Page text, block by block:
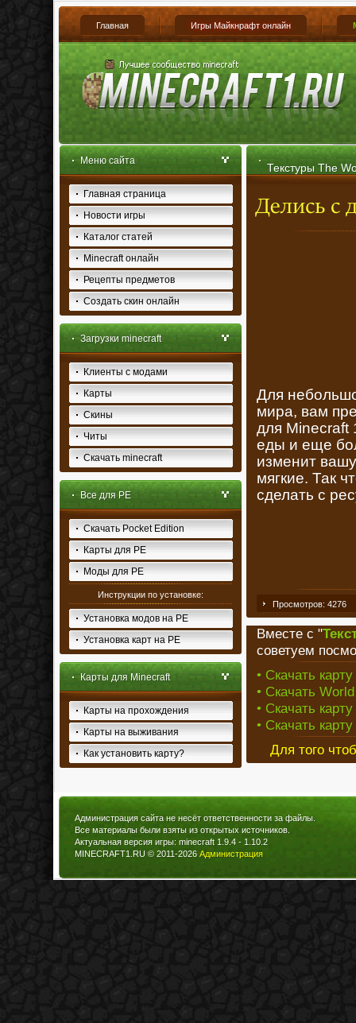
Главная Игры Майкнрафт онлайн
Меню сайта
Главная страница
Новости игры
Каталог статей
Minecraft онлайн
Рецепты предметов
Создать скин онлайн
Загрузки minecraft
Клиенты с модами
Карты
Скины
Читы
Скачать minecraft
Все для PE
Скачать Pocket Edition
Карты для PE
Моды для PE
Инструкции по установке:
Установка модов на PE
Установка карт на PE
Карты для Minecraft
Карты на прохождения
Карты на выживания
Как установить карту?
Текстуры The
Для
мира, вам
для Minecraft
еды и еще
изменит
мягкие. Так
сделать с
Просмотров: 4276
Вместе с "
советуем
• Скачать
• Скачать
• Скачать
• Скачать
Для того
Администрация сайта не несёт ответственности за файлы.
Все материалы были взяты из открытых источников.
Актуальная версия игры: minecraft 1.9.4 - 1.10.2
MINECRAFT1.RU © 2011-2026 Администрация